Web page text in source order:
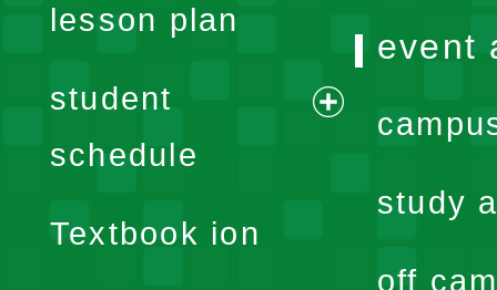
lesson plan
student
schedule
expand
menu
Textbook ion
event
study
off